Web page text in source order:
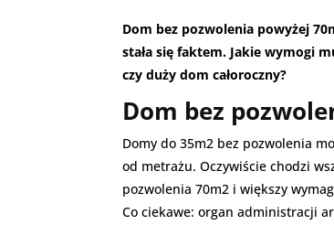
Dom bez pozwolenia powyżej
stała się faktem. Jakie wymogi
czy duży dom całoroczny?
Dom bez
Domy do 35m2 bez pozwolenia
od metrażu. Oczywiście chodzi
pozwolenia 70m2 i większy
Co ciekawe: organ administracji